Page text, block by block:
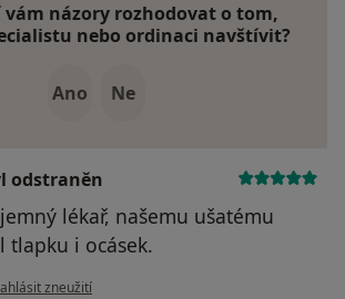
vám názory rozhodovat o tom,
nebo ordinaci navštívit?
Ano Ne
odstraněn
lékař, našemu ušatému
tlapku i ocásek.
názoru uživatele Váš účet byl odstraněn
zneužití